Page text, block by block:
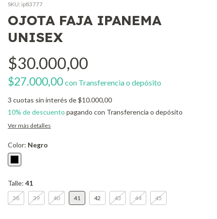
SKU: ip83777
OJOTA FAJA IPANEMA
UNISEX
$30.000,00
$27.000,00 con Transferencia o depósito
3 cuotas sin interés de$10.000,00
10% de descuento pagando con Transferencia o depósito
Ver más detalles
Color: Negro
Talle: 41
38 39 40 41 42 43 44 45